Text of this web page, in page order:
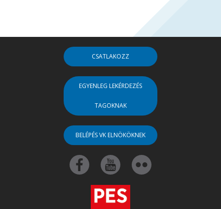
CSATLAKOZZ
EGYENLEG LEKÉRDEZÉS
TAGOKNAK
BELÉPÉS VK ELNÖKÖKNEK